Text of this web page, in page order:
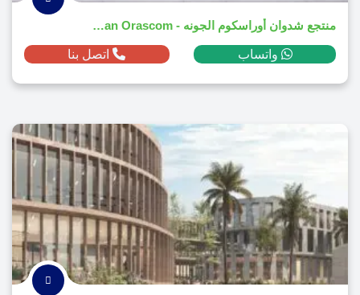
منتجع شدوان أوراسكوم الجونه - Shedwan Orascom
واتساب اتصل بنا